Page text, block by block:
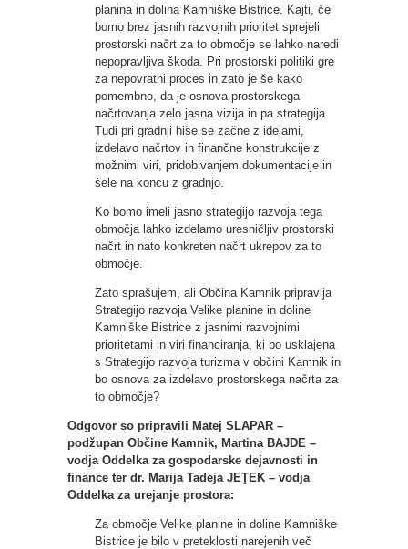
planina in dolina Kamniške Bistrice. Kajti, če
bomo brez jasnih razvojnih prioritet sprejeli
prostorski načrt za to območje se lahko naredi
nepopravljiva škoda. Pri prostorski politiki gre
za nepovratni proces in zato je še kako
pomembno, da je osnova prostorskega
načrtovanja zelo jasna vizija in pa strategija.
Tudi pri gradnji hiše se začne z idejami,
izdelavo načrtov in finančne konstrukcije z
možnimi viri, pridobivanjem dokumentacije in
šele na koncu z gradnjo.
Ko bomo imeli jasno strategijo razvoja tega
območja lahko izdelamo uresničljiv prostorski
načrt in nato konkreten načrt ukrepov za to
območje.
Zato sprašujem, ali Občina Kamnik pripravlja
Strategijo razvoja Velike planine in doline
Kamniške Bistrice z jasnimi razvojnimi
prioritetami in viri financiranja, ki bo usklajena
s Strategijo razvoja turizma v občini Kamnik in
bo osnova za izdelavo prostorskega načrta za
to območje?
Odgovor so pripravili Matej SLAPAR –
podžupan Občine Kamnik, Martina BAJDE –
vodja Oddelka za gospodarske dejavnosti in
finance ter dr. Marija Tadeja JEŢEK – vodja
Oddelka za urejanje prostora:
Za območje Velike planine in doline Kamniške
Bistrice je bilo v preteklosti narejenih več